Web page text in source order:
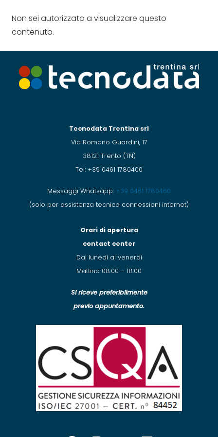
Non sei autorizzato a visualizzare questo
contenuto.
Tecnodata Trentina srl
Via Romano Guardini, 17
38121 Trento (TN)
Tel: +39 0461 1780400
Messaggi Whatsapp: +39 0461 1780460
(solo per assistenza tecnica connessioni internet)
Orari di apertura
contact center
Dal lunedì al venerdì
Mattino 08:00 – 18:00
Si riceve preferibilmente
previo appuntamento.